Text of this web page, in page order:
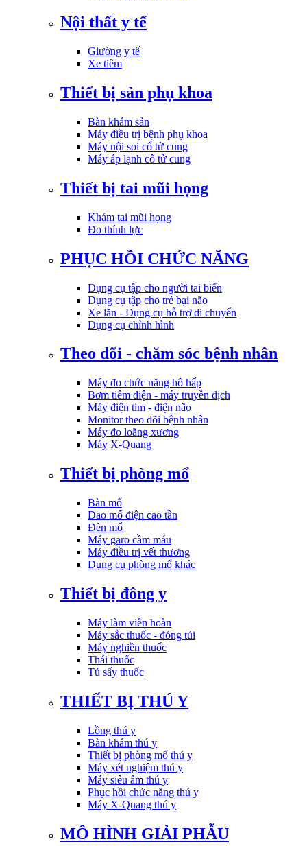
Nội thất y tế
Giường y tế
Xe tiêm
Thiết bị sản phụ khoa
Bàn khám sản
Máy điều trị bệnh phụ khoa
Máy nội soi cổ tử cung
Máy áp lạnh cổ tử cung
Thiết bị tai mũi họng
Khám tai mũi họng
Đo thính lực
PHỤC HỒI CHỨC NĂNG
Dụng cụ tập cho người tai biến
Dụng cụ tập cho trẻ bại não
Xe lăn - Dụng cụ hỗ trợ di chuyển
Dụng cụ chỉnh hình
Theo dõi - chăm sóc bệnh nhân
Máy đo chức năng hô hấp
Bơm tiêm điện - máy truyền dịch
Máy điện tim - điện não
Monitor theo dõi bệnh nhân
Máy đo loãng xương
Máy X-Quang
Thiết bị phòng mổ
Bàn mổ
Dao mổ điện cao tần
Đèn mổ
Máy garo cầm máu
Máy điều trị vết thương
Dụng cụ phòng mổ khác
Thiết bị đông y
Máy làm viên hoàn
Máy sắc thuốc - đóng túi
Máy nghiền thuốc
Thái thuốc
Tủ sấy thuốc
THIẾT BỊ THÚ Y
Lồng thú y
Bàn khám thú y
Thiết bị phòng mổ thú y
Máy xét nghiệm thú y
Máy siêu âm thú y
Phục hồi chức năng thú y
Máy X-Quang thú y
MÔ HÌNH GIẢI PHẪU